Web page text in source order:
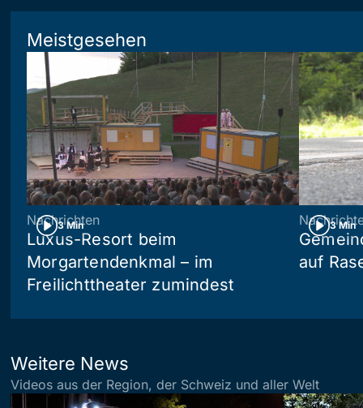
Meistgesehen
3 Min
Nachrichten
Luxus-Resort beim
Morgartendenkmal – im
Freilichttheater zumindest
3 Min
auf
Weitere News
Videos aus der Region, der Schweiz und aller Welt